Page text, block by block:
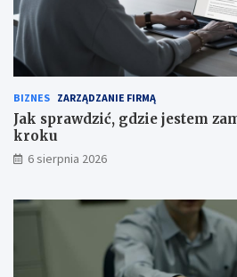
BIZNES ZARZĄDZANIE FIRMĄ
Jak sprawdzić, gdzie jestem
kroku
6 sierpnia 2026